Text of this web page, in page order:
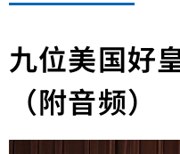
九位美国好
（附音频）